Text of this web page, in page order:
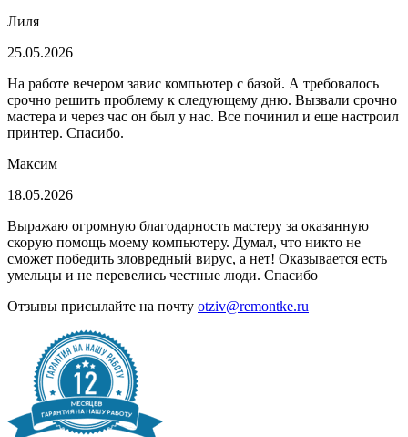
Лиля
25.05.2026
На работе вечером завис компьютер с базой. А требовалось
срочно решить проблему к следующему дню. Вызвали срочно
мастера и через час он был у нас. Все починил и еще настроил
принтер. Спасибо.
Максим
18.05.2026
Выражаю огромную благодарность мастеру за оказанную
скорую помощь моему компьютеру. Думал, что никто не
сможет победить зловредный вирус, а нет! Оказывается есть
умельцы и не перевелись честные люди. Спасибо
Отзывы присылайте на почту otziv@remontke.ru